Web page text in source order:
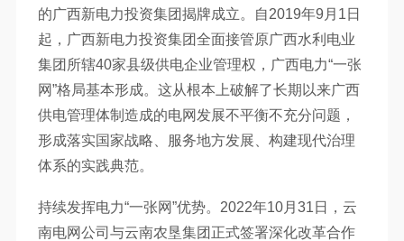
的广西新电力投资集团揭牌成立。自2019年9月1日
起，广西新电力投资集团全面接管原广西水利电业
集团所辖40家县级供电企业管理权，广西电力“一张
网”格局基本形成。这从根本上破解了长期以来广西
供电管理体制造成的电网发展不平衡不充分问题，
形成落实国家战略、服务地方发展、构建现代治理
体系的实践典范。
持续发挥电力“一张网”优势。2022年10月31日，云
南电网公司与云南农垦集团正式签署深化改革合作